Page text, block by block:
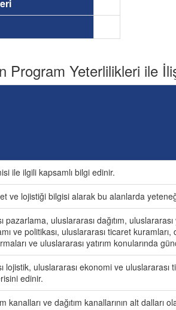
Program Yeterlilikleri ile
ile ilgili kapsamlı bilgi edinir.
ve lojistiği bilgisi alarak bu alanlarda
pazarlama, uluslararası dağıtım,
ve politikası, uluslararası ticaret
ve uluslararası yatırım konularında
lojistik, uluslararası ekonomi ve
edinir.
kanalları ve dağıtım kanallarının alt dalları